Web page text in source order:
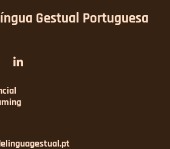
Gestual Portuguesa
i
e
d
-